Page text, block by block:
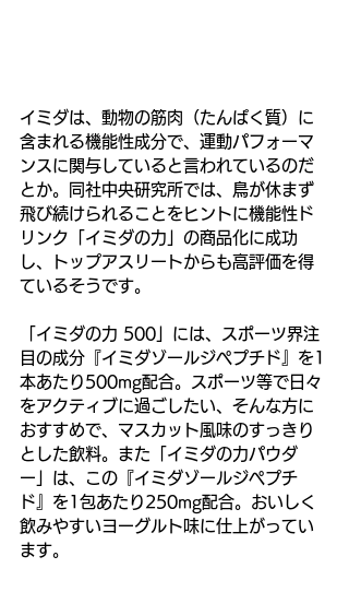
イミダは、動物の筋肉（たんぱく質）に
含まれる機能性成分で、運動パフォーマ
ンスに関与していると言われているのだ
とか。同社中央研究所では、鳥が休まず
飛び続けられることをヒントに機能性ド
リンク「イミダの力」の商品化に成功
し、トップアスリートからも高評価を得
ているそうです。
「イミダの力 500」には、スポーツ界注
目の成分『イミダゾールジペプチド』を1
本あたり500mg配合。スポーツ等で日々
をアクティブに過ごしたい、そんな方に
おすすめで、マスカット風味のすっきり
とした飲料。また「イミダの力パウダ
ー」は、この『イミダゾールジペプチ
ド』を1包あたり250mg配合。おいしく
飲みやすいヨーグルト味に仕上がってい
ます。